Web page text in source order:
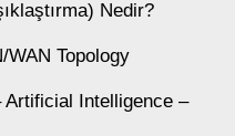
Nedir?
WAN Topology
Artificial Intelligence –